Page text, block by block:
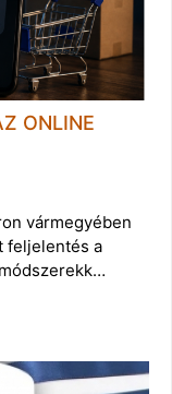
ONLINE
vármegyében
feljelentés a